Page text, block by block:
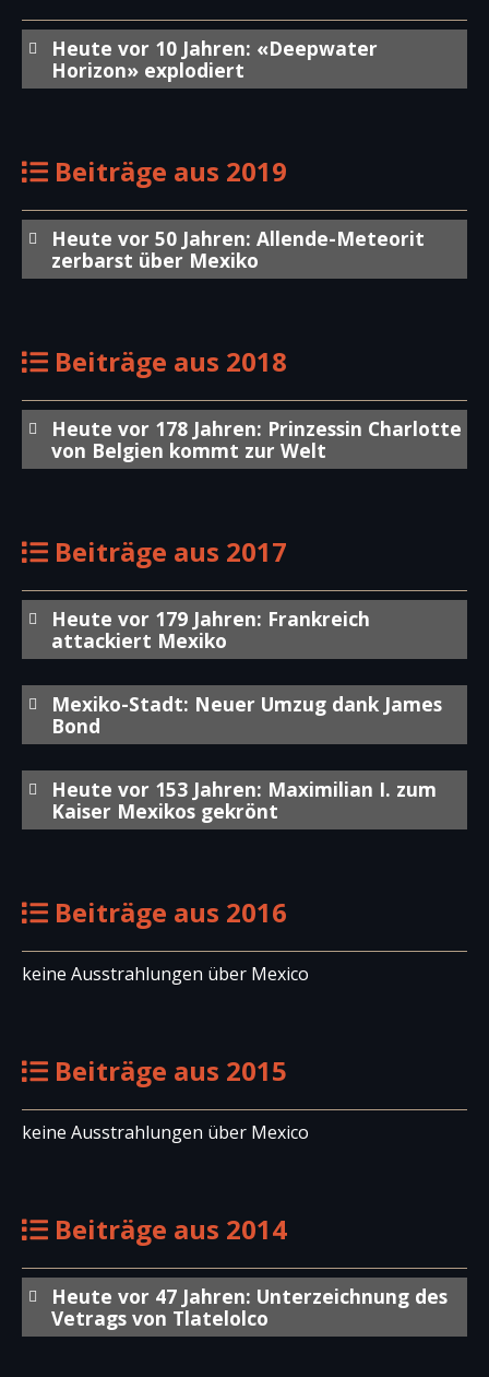
Heute vor 10 Jahren: «Deepwater
Horizon» explodiert
Beiträge aus 2019
Heute vor 50 Jahren: Allende-Meteorit
zerbarst über Mexiko
Beiträge aus 2018
Heute vor 178 Jahren: Prinzessin Charlotte
von Belgien kommt zur Welt
Beiträge aus 2017
Heute vor 179 Jahren: Frankreich
attackiert Mexiko
Mexiko-Stadt: Neuer Umzug dank James
Bond
Heute vor 153 Jahren: Maximilian I. zum
Kaiser Mexikos gekrönt
Beiträge aus 2016
keine Ausstrahlungen über Mexico
Beiträge aus 2015
keine Ausstrahlungen über Mexico
Beiträge aus 2014
Heute vor 47 Jahren: Unterzeichnung des
Vetrags von Tlatelolco